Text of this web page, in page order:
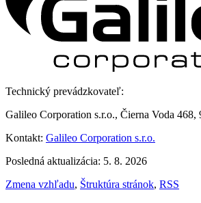
Technický prevádzkovateľ:
Galileo Corporation s.r.o., Čierna Voda 468,
Kontakt: Galileo Corporation s.r.o.
Posledná aktualizácia: 5. 8. 2026
Zmena vzhľadu, Štruktúra stránok, RSS